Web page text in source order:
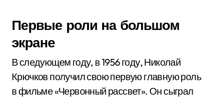
Первые роли на большом
экране
В следующем году, в 1956 году, Николай
Крючков получил свою первую главную роль
в фильме «Червонный рассвет». Он сыграл